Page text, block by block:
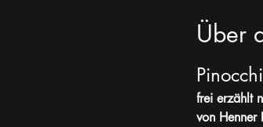
Über
frei erzählt
von Henner